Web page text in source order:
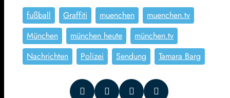
fußball Graffiti muenchen
muenchen.tv
München
münchen heute
münchen.tv
Nachrichten
Polizei Sendung Tamara Barg